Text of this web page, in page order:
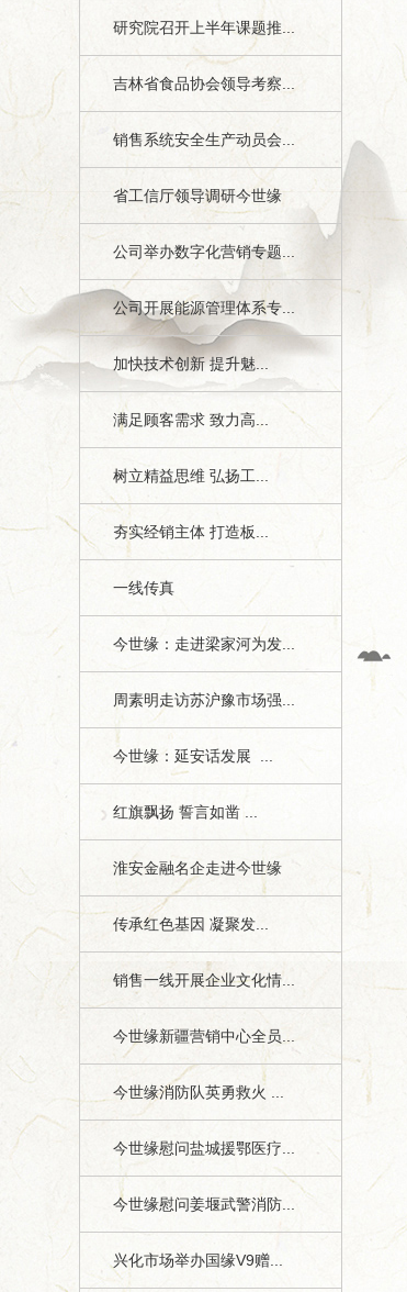
研究院召开上半年课题推...
吉林省食品协会领导考察...
销售系统安全生产动员会...
省工信厅领导调研今世缘
公司举办数字化营销专题...
公司开展能源管理体系专...
加快技术创新 提升魅...
满足顾客需求 致力高...
树立精益思维 弘扬工...
夯实经销主体 打造板...
一线传真
今世缘：走进梁家河为发...
周素明走访苏沪豫市场强...
今世缘：延安话发展 ...
红旗飘扬 誓言如凿 ...
淮安金融名企走进今世缘
传承红色基因 凝聚发...
销售一线开展企业文化情...
今世缘新疆营销中心全员...
今世缘消防队英勇救火 ...
今世缘慰问盐城援鄂医疗...
今世缘慰问姜堰武警消防...
兴化市场举办国缘V9赠...